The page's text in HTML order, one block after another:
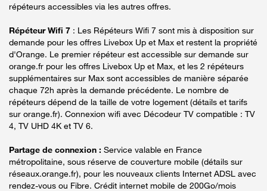
répéteurs accessibles via les autres offres.
Répéteur Wifi 7 : Les Répéteurs Wifi 7 sont mis à disposition sur
demande pour les offres Livebox Up et Max et restent la propriété
d'Orange. Le premier répéteur est accessible sur demande sur
orange.fr pour les offres Livebox Up et Max, et les 2 répéteurs
supplémentaires sur Max sont accessibles de manière séparée
chaque 72h après la demande précédente. Le nombre de
répéteurs dépend de la taille de votre logement (détails et tarifs
sur orange.fr). Connexion wifi avec Décodeur TV compatible : TV
4, TV UHD 4K et TV 6.
Partage de connexion : Service valable en France
métropolitaine, sous réserve de couverture mobile (détails sur
réseaux.orange.fr), pour les nouveaux clients Internet ADSL avec
rendez-vous ou Fibre. Crédit internet mobile de 200Go/mois